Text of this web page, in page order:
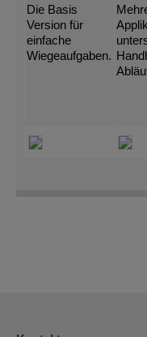
Die Basis
Version für
einfache
Wiegeaufgaben.